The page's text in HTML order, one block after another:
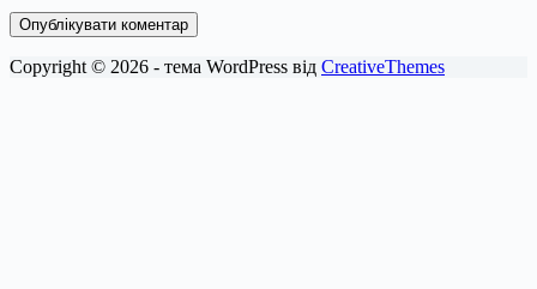
Опублікувати коментар
Copyright © 2026 - тема WordPress від CreativeThemes